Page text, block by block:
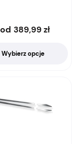
od 389,99 zł
Wybierz opcje